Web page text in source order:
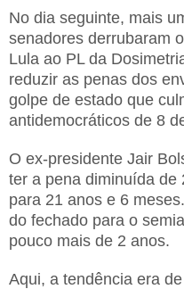
No dia seguinte, mais
senadores derrubaram
Lula ao PL da
reduzir as penas dos
golpe de estado que
antidemocráticos de 8
O ex-presidente Jair
ter a pena diminuída de
para 21 anos e 6
do fechado para o
pouco mais de 2 anos.
Aqui, a tendência era